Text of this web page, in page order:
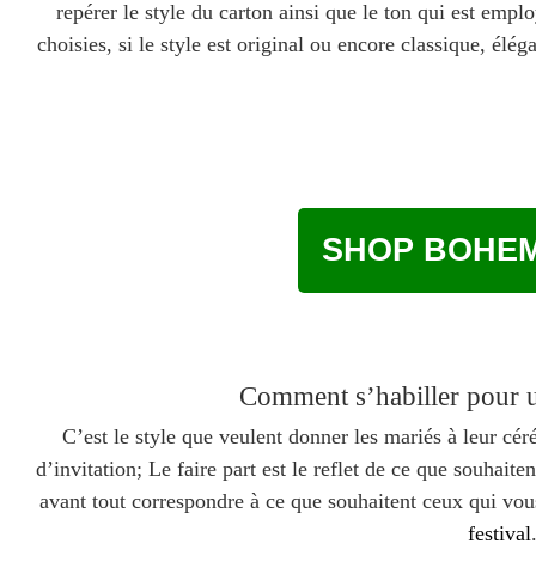
repérer le style du carton ainsi que le ton qui est
choisies, si le style est original ou encore classique,
SHOP
Comment s’habiller pour
C’est le style que veulent donner les mariés à leur
d’invitation; Le faire part est le reflet de ce que
avant tout correspondre à ce que souhaitent ceux qui
festival.